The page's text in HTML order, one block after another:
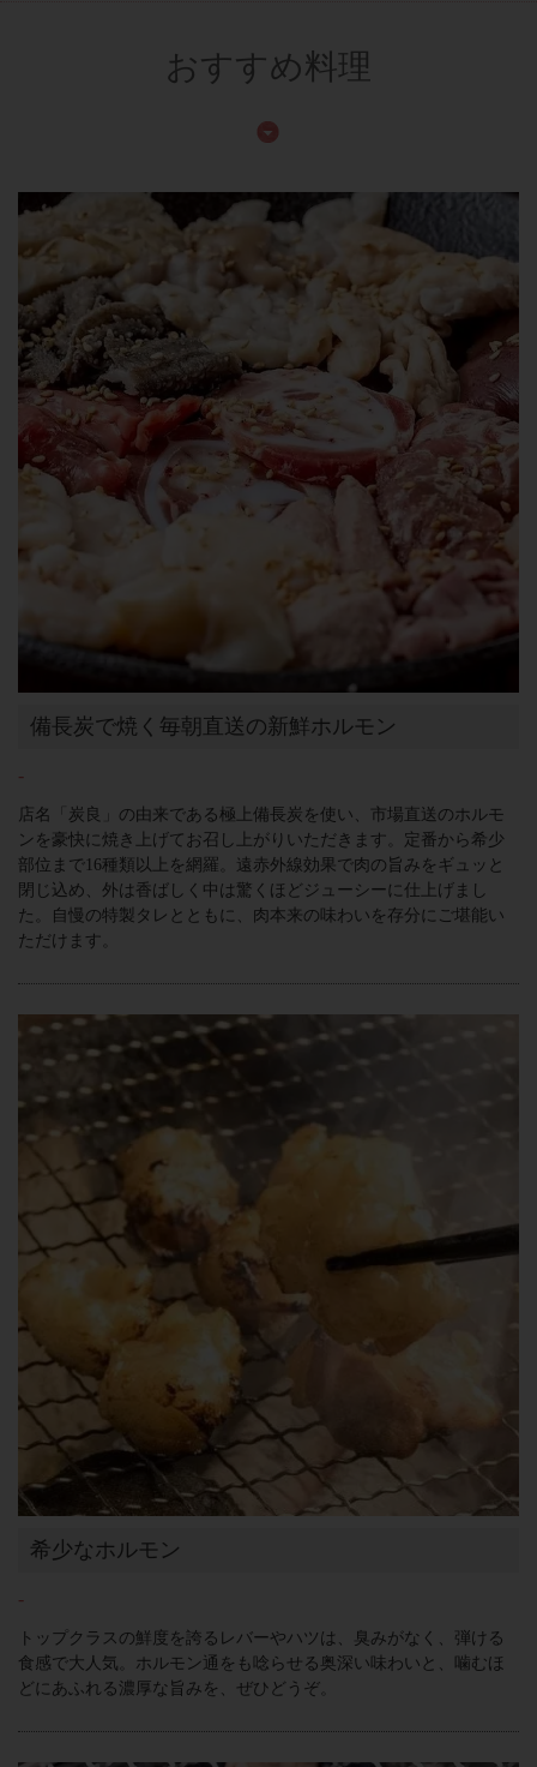
おすすめ料理
備長炭で焼く毎朝直送の新鮮ホルモン
-
店名「炭良」の由来である極上備長炭を使い、市場直送のホルモ
ンを豪快に焼き上げてお召し上がりいただきます。定番から希少
部位まで16種類以上を網羅。遠赤外線効果で肉の旨みをギュッと
閉じ込め、外は香ばしく中は驚くほどジューシーに仕上げまし
た。自慢の特製タレとともに、肉本来の味わいを存分にご堪能い
ただけます。
希少なホルモン
-
トップクラスの鮮度を誇るレバーやハツは、臭みがなく、弾ける
食感で大人気。ホルモン通をも唸らせる奥深い味わいと、噛むほ
どにあふれる濃厚な旨みを、ぜひどうぞ。